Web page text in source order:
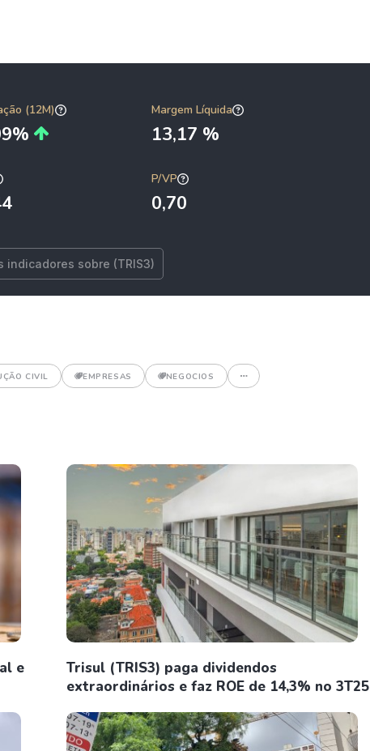
(12M) Margem Líquida
13,17 %
P/VP
0,70
indicadores sobre (TRIS3)
CIVIL EMPRESAS NEGOCIOS
e
Trisul (TRIS3) paga dividendos
extraordinários e faz ROE de 14,3% no 3T25